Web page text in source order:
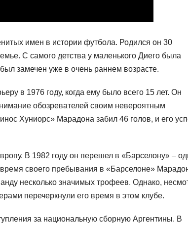
имен в истории футбола. Родился он 30
С самого детства у маленького Диего была
замечен уже в очень раннем возрасте.
в 1976 году, когда ему было всего 15 лет. Он
обозревателей своим невероятным
Хуниорс» Марадона забил 46 голов, и его
В 1982 году он перешел в «Барселону» –
своего пребывания в «Барселоне»
несколько значимых трофеев. Однако,
перечеркнули его время в этом клубе.
за национальную сборную Аргентины. В